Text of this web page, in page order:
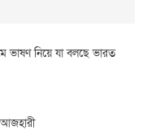
ভাষণ নিয়ে যা বলছে ভারত
আজহারী